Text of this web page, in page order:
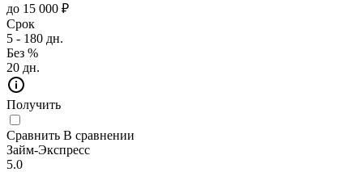
до 15 000 ₽
Срок
5 - 180 дн.
Без %
20 дн.
Получить
Сравнить В сравнении
Займ-Экспресс
5.0